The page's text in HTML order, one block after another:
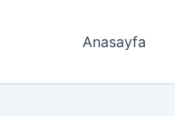
Anasayfa